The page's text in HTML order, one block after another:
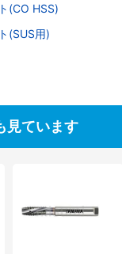
(CO HSS)
(SUS用)
見ています